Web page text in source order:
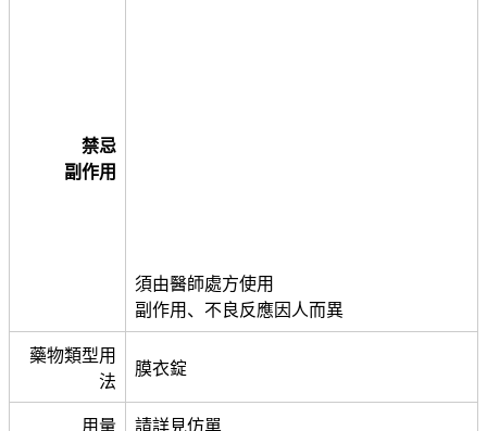
禁忌
副作用
須由醫師處方使用
副作用、不良反應因人而異
藥物類型用
法
膜衣錠
用量 請詳見仿單